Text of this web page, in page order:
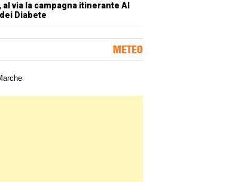
al via la campagna itinerante Al
Diabete
METEO
delle Marche